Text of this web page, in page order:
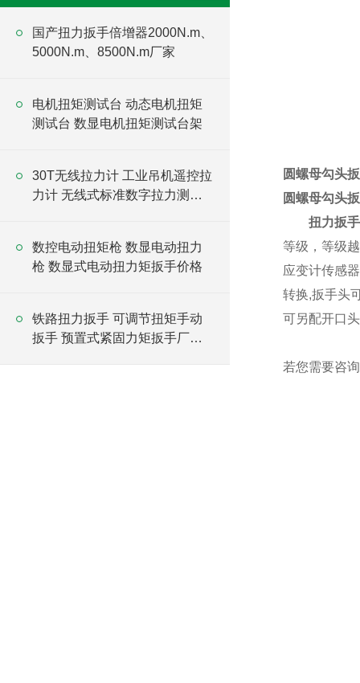
国产扭力扳手倍增器2000N.m、
5000N.m、8500N.m厂家
电机扭矩测试台 动态电机扭矩
测试台 数显电机扭矩测试台架
30T无线拉力计 工业吊机遥控拉
力计 无线式标准数字拉力测试
数控电动扭矩枪 数显电动扭力
枪 数显式电动扭力矩扳手价格
铁路扭力扳手 可调节扭矩手动
扳手 预置式紧固力矩扳手厂家
圆螺母勾头
圆螺母勾头
扭力扳手
等级，等级
应变计传感
转换,扳手头
可另配开口
若您需要咨